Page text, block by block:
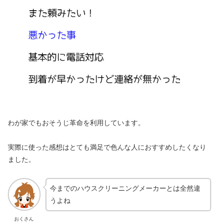
わが家でもおそうじ革命を利用しています。
実際に使った感想はとても満足で色んな人におすすめしたくなり
ました。
おくさん
今までのハウスクリーニングメーカーとは全然違
うよね